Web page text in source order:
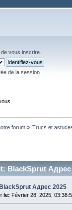
de vous inscrire
de la session
forum» Trucs et
BlackSprut
BlackSprut Адрес 2025
le: Février 28, 2025,